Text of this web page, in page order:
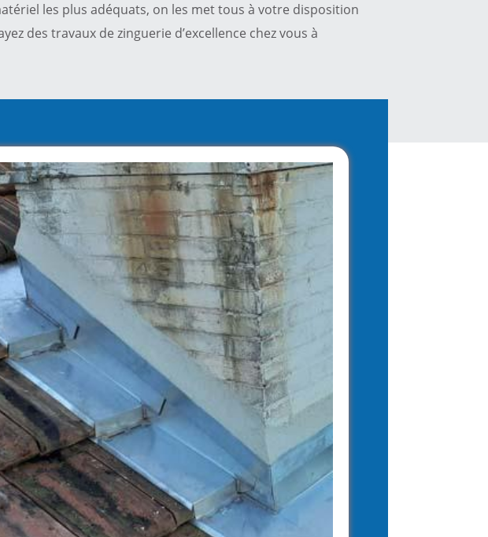
les plus adéquats, on les met tous à votre disposition
des travaux de zinguerie d’excellence chez vous à